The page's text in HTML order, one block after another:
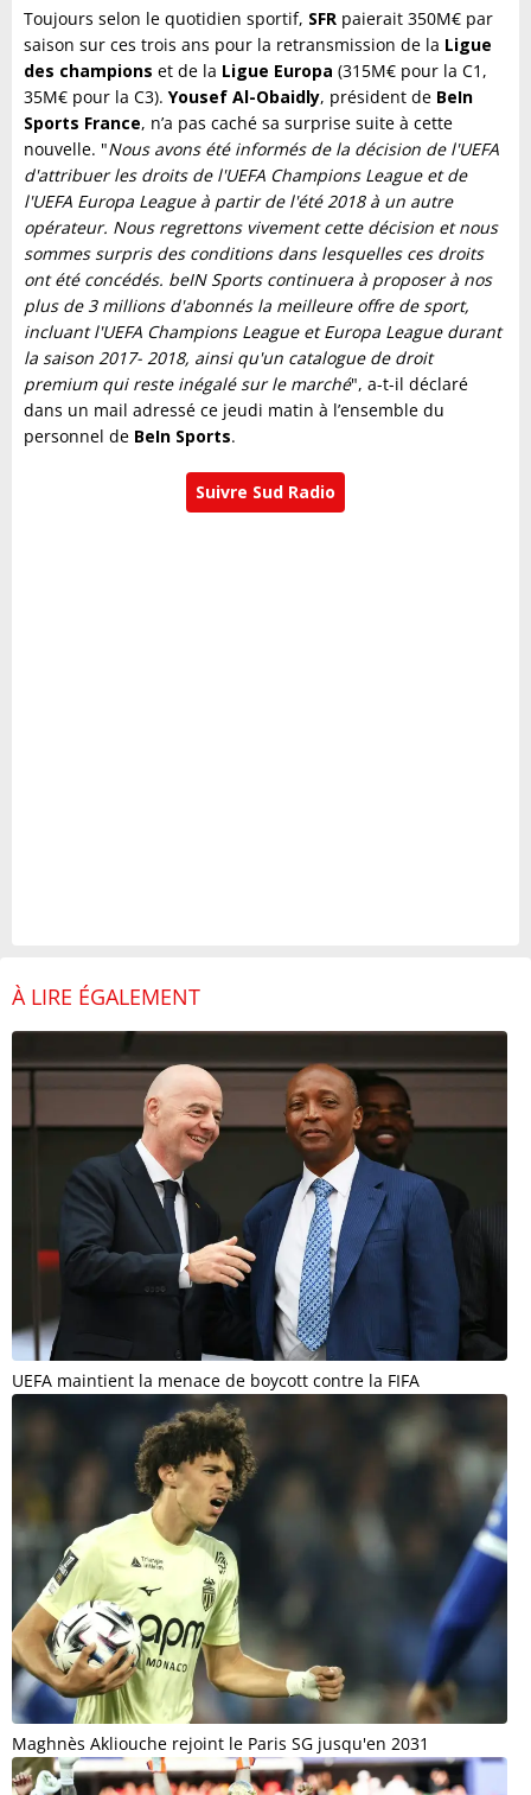
Toujours selon le quotidien sportif, SFR paierait 350M€ par
saison sur ces trois ans pour la retransmission de la Ligue
des champions et de la Ligue Europa (315M€ pour la C1,
35M€ pour la C3). Yousef Al-Obaidly, président de BeIn
Sports France, n’a pas caché sa surprise suite à cette
nouvelle. "Nous avons été informés de la décision de l'UEFA
d'attribuer les droits de l'UEFA Champions League et de
l'UEFA Europa League à partir de l'été 2018 à un autre
opérateur. Nous regrettons vivement cette décision et nous
sommes surpris des conditions dans lesquelles ces droits
ont été concédés. beIN Sports continuera à proposer à nos
plus de 3 millions d'abonnés la meilleure offre de sport,
incluant l'UEFA Champions League et Europa League durant
la saison 2017- 2018, ainsi qu'un catalogue de droit
premium qui reste inégalé sur le marché", a-t-il déclaré
dans un mail adressé ce jeudi matin à l’ensemble du
personnel de BeIn Sports.
Suivre Sud Radio
À LIRE ÉGALEMENT
UEFA maintient la menace de boycott contre la FIFA
Maghnès Akliouche rejoint le Paris SG jusqu'en 2031